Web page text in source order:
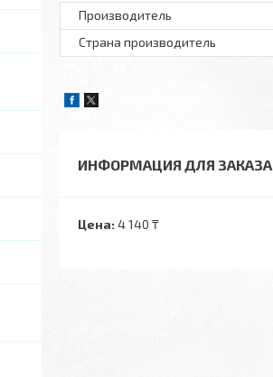
Производитель
Страна производитель
ИНФОРМАЦИЯ ДЛЯ ЗАКАЗА
Цена: 4 140 ₸